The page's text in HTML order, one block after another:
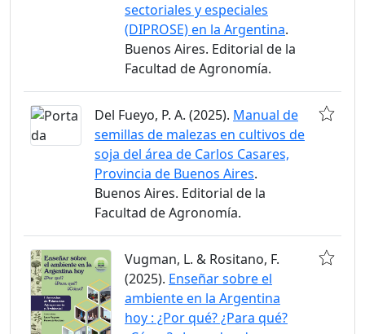
sectoriales y especiales
(DIPROSE) en la Argentina.
Buenos Aires. Editorial de la
Facultad de Agronomía.
Del Fueyo, P. A. (2025). Manual de
semillas de malezas en cultivos de
soja del área de Carlos Casares,
Provincia de Buenos Aires.
Buenos Aires. Editorial de la
Facultad de Agronomía.
Vugman, L. & Rositano, F.
(2025). Enseñar sobre el
ambiente en la Argentina
hoy : ¿Por qué? ¿Para qué?